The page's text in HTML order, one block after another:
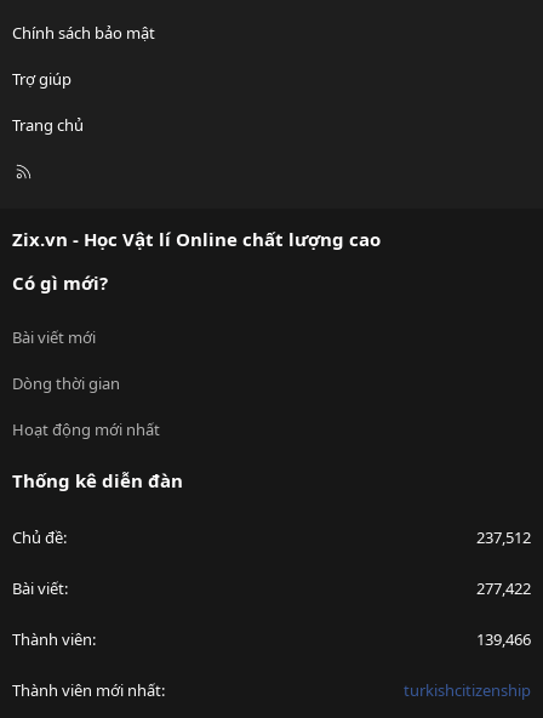
Chính sách bảo mật
Trợ giúp
Trang chủ
R
Zix.vn - Học Vật lí Online chất lượng cao
Có gì mới?
Bài viết mới
Dòng thời gian
Hoạt động mới nhất
Thống kê diễn đàn
Chủ đề 237,512
Bài viết 277,422
Thành viên 139,466
Thành viên mới nhất turkishcitizenship